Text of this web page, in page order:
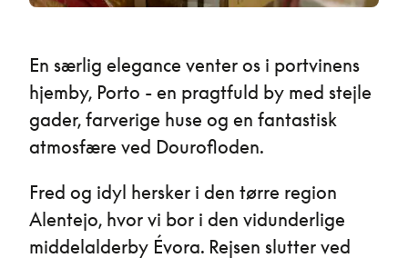
En særlig elegance venter os i portvinens
hjemby, Porto - en pragtfuld by med stejle
gader, farverige huse og en fantastisk
atmosfære ved Dourofloden.
Fred og idyl hersker i den tørre region
Alentejo, hvor vi bor i den vidunderlige
middelalderby Évora. Rejsen slutter ved